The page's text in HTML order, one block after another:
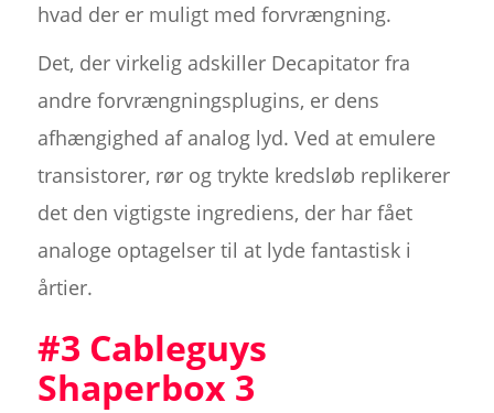
hvad der er muligt med forvrængning.
Det, der virkelig adskiller Decapitator fra
andre forvrængningsplugins, er dens
afhængighed af analog lyd. Ved at emulere
transistorer, rør og trykte kredsløb replikerer
det den vigtigste ingrediens, der har fået
analoge optagelser til at lyde fantastisk i
årtier.
#3 Cableguys
Shaperbox 3